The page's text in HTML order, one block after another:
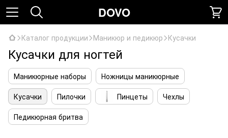
DOVO
Каталог продукции Маникюр и педикюр Кусачки
Кусачки для ногтей
Маникюрные наборы
Ножницы маникюрные
Кусачки
Пилочки Пинцеты
Чехлы
Педикюрная бритва